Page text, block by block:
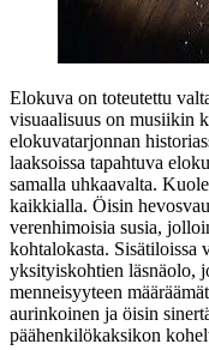
Elokuva on toteutettu
visuaalisuus on musiikin
elokuvatarjonnan
laaksoissa tapahtuva
samalla uhkaavalta.
kaikkialla. Öisin
verenhimoisia susia,
kohtalokasta. Sisätiloissa
yksityiskohtien läsnäolo,
menneisyyteen
aurinkoinen ja öisin
päähenkilökaksikon